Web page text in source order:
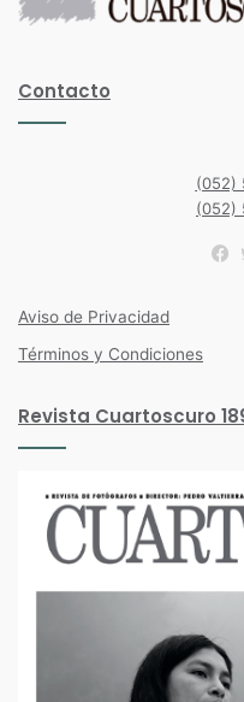
Contacto
(052)
(052)
Aviso de Privacidad
Términos y Condiciones
Revista Cuartoscuro